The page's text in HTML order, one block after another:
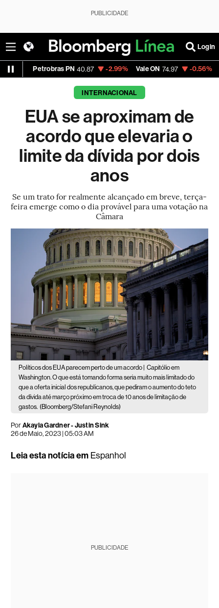
PUBLICIDADE
Login
40.87 -2.99% Vale ON 74.97 -0.56% Itaú PN 40.75
INTERNACIONAL
EUA se aproximam de
acordo que elevaria o
limite da dívida por dois
anos
Se um trato for realmente alcançado em breve, terça-
feira emerge como o dia provável para uma votação na
Câmara
Políticos dos EUA parecem perto de um acordo |
Capitólio em
Washington. O que está tomando forma seria muito mais limitado do
que a oferta inicial dos republicanos, que pediram o aumento do teto
da dívida até março próximo em troca de 10 anos de limitação de
gastos. (Bloomberg/Stefani Reynolds)
PorAkayla Gardner - Justin Sink
26 de Maio, 2023 | 05:03 AM
Leia esta notícia em Espanhol
PUBLICIDADE